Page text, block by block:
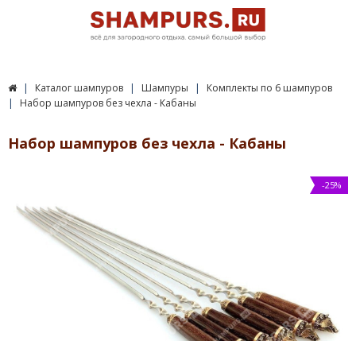
Каталог шампуров Шампуры
Комплекты по 6 шампуров
Набор шампуров без чехла - Кабаны
Набор шампуров без чехла - Кабаны
-25%